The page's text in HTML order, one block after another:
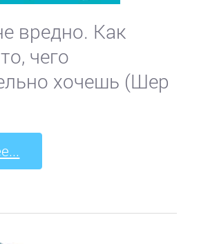
вредно. Как
чего
хочешь (Шер